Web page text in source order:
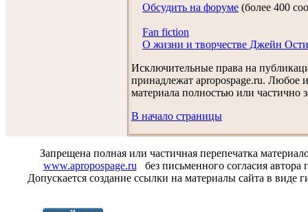
Обсудить на форуме (более 400
Fan fiction
О жизни и творчестве Джейн
Исключительные права на
принадлежат apropospage.ru. Любое
материала полностью или частично
В начало страницы
Запрещена полная или частичная перепечатка
www.apropospage.ru без письменного согласия автора
Допускается создание ссылки на материалы сайта в виде